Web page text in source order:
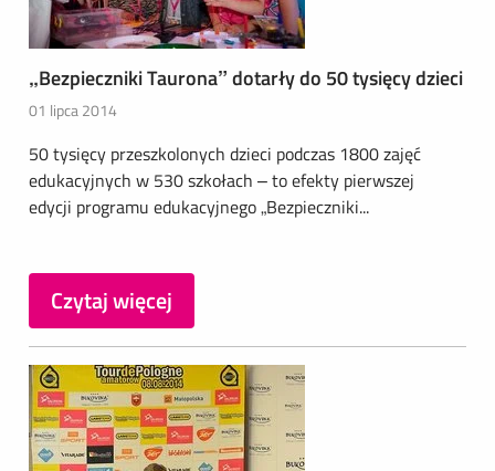
„Bezpieczniki Taurona” dotarły do 50 tysięcy dzieci
01 lipca 2014
50 tysięcy przeszkolonych dzieci podczas 1800 zajęć
edukacyjnych w 530 szkołach – to efekty pierwszej
edycji programu edukacyjnego „Bezpieczniki...
Czytaj więcej